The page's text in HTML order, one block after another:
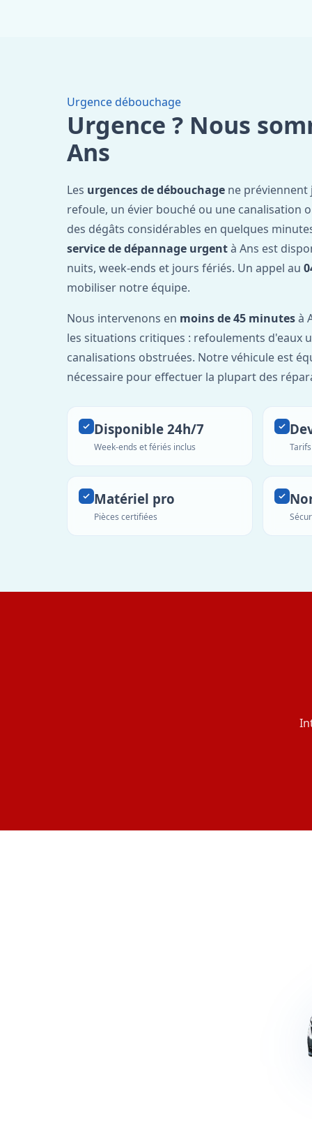
Urgence débouchage
Urgence ? Nous
Ans
Les urgences de débouchage ne préviennent
refoule, un évier bouché ou une canalisation
des dégâts considérables en quelques
service de dépannage urgentà Ans est
nuits, week-ends et jours fériés. Un appel au
mobiliser notre équipe.
Nous intervenons en moins de 45 minutesà
les situations critiques : refoulements d'eaux
canalisations obstruées. Notre véhicule est
nécessaire pour effectuer la plupart des
Disponible 24h/7
Week-ends et fériés inclus
Matériel pro
Pièces certifiées